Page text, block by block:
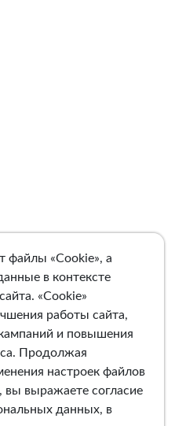
файлы «Cookie», а
в контексте
«Cookie»
работы сайта,
и повышения
Продолжая
настроек файлов
вы выражаете согласие
данных, в